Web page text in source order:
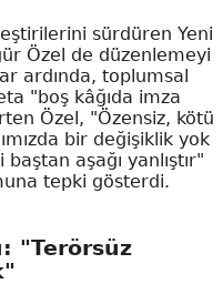
sürdüren Yeni
Özel de düzenlemeyi
ardında, toplumsal
"boş kâğıda imza
Özel, "Özensiz, kötü
bir değişiklik yok
aşağı yanlıştır"
tepki gösterdi.
"Terörsüz